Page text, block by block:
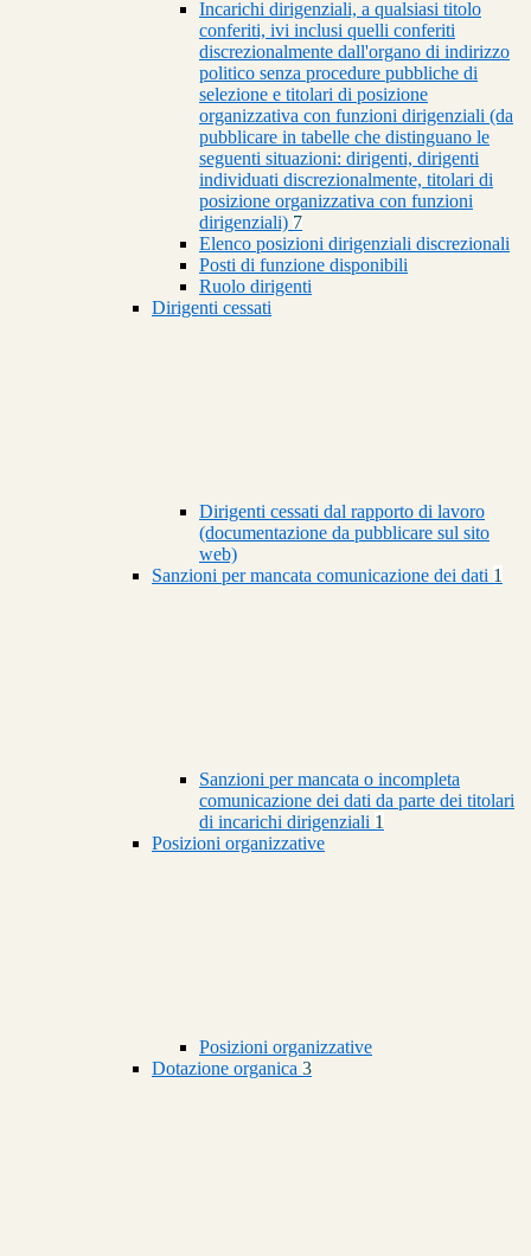
Incarichi dirigenziali, a qualsiasi titolo
conferiti, ivi inclusi quelli conferiti
discrezionalmente dall'organo di indirizzo
politico senza procedure pubbliche di
selezione e titolari di posizione
organizzativa con funzioni dirigenziali (da
pubblicare in tabelle che distinguano le
seguenti situazioni: dirigenti, dirigenti
individuati discrezionalmente, titolari di
posizione organizzativa con funzioni
dirigenziali) 7
Elenco posizioni dirigenziali discrezionali
Posti di funzione disponibili
Ruolo dirigenti
Dirigenti cessati
Dirigenti cessati dal rapporto di lavoro
(documentazione da pubblicare sul sito
web)
Sanzioni per mancata comunicazione dei dati 1
Sanzioni per mancata o incompleta
comunicazione dei dati da parte dei titolari
di incarichi dirigenziali 1
Posizioni organizzative
Posizioni organizzative
Dotazione organica 3